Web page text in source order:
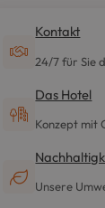
Kontakt
24/7 für Sie
Das Hotel
Konzept mit
Unsere